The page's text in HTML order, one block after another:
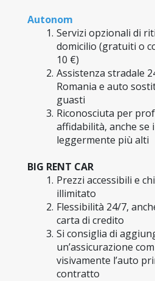
Autonom
Servizi opzionali di
domicilio (gratuiti o
10 €)
Assistenza stradale
Romania e auto
guasti
Riconosciuta per
affidabilità, anche se
leggermente più alti
BIG RENT CAR
Prezzi accessibili e
illimitato
Flessibilità 24/7,
carta di credito
Si consiglia di
un’assicurazione
visivamente l’auto
contratto